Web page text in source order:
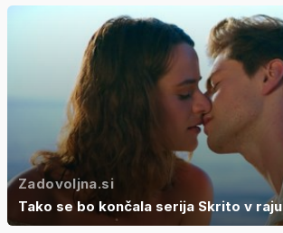
Zadovoljna.si
Tako se bo končala serija Skrito v raju